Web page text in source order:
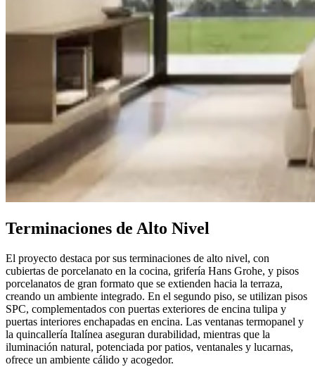
Terminaciones de Alto Nivel
El proyecto destaca por sus terminaciones de alto nivel, con
cubiertas de porcelanato en la cocina, grifería Hans Grohe, y pisos
porcelanatos de gran formato que se extienden hacia la terraza,
creando un ambiente integrado. En el segundo piso, se utilizan pisos
SPC, complementados con puertas exteriores de encina tulipa y
puertas interiores enchapadas en encina. Las ventanas termopanel y
la quincallería Italínea aseguran durabilidad, mientras que la
iluminación natural, potenciada por patios, ventanales y lucarnas,
ofrece un ambiente cálido y acogedor.